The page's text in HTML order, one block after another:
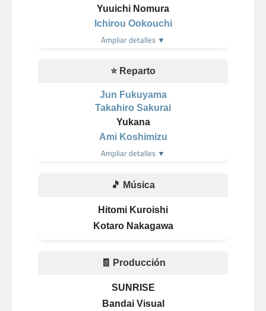
Yuuichi Nomura
Ichirou Ookouchi
Ampliar detalles ▼
⭐ Reparto
Jun Fukuyama
Takahiro Sakurai
Yukana
Ami Koshimizu
Ampliar detalles ▼
🎵 Música
Hitomi Kuroishi
Kotaro Nakagawa
🧾 Producción
SUNRISE
Bandai Visual